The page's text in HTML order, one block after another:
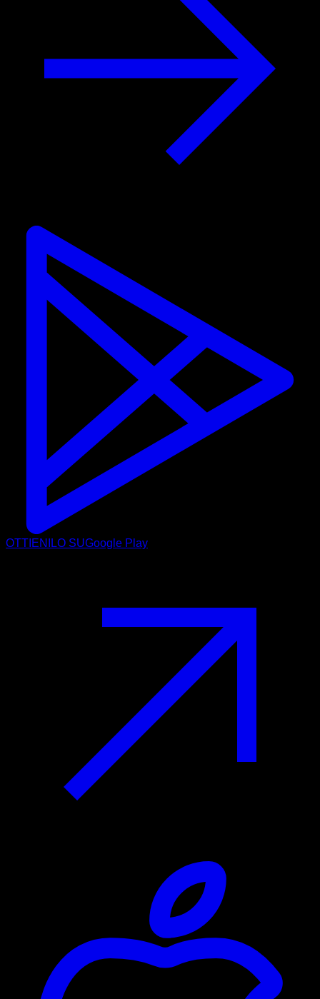
OTTIENILO SUGoogle Play